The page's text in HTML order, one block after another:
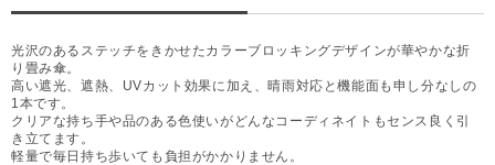
光沢のあるステッチをきかせたカラーブロッキングデザインが華やかな折
り畳み傘。
高い遮光、遮熱、UVカット効果に加え、晴雨対応と機能面も申し分なしの
1本です。
クリアな持ち手や品のある色使いがどんなコーディネイトもセンス良く引
き立てます。
軽量で毎日持ち歩いても負担がかかりません。